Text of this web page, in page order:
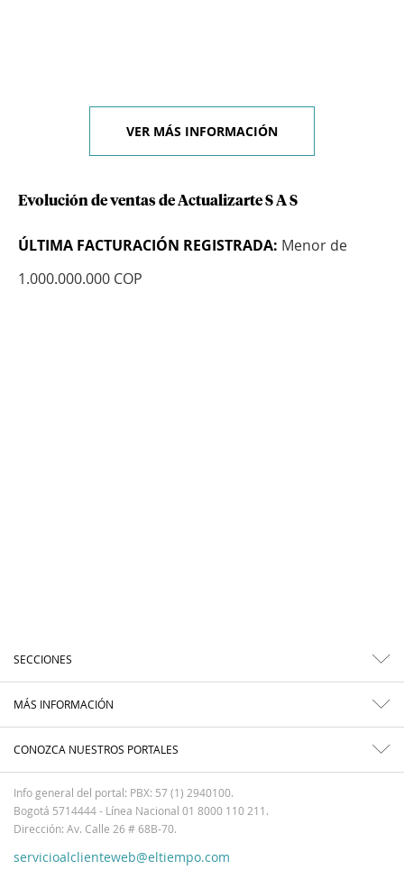
VER MÁS INFORMACIÓN
Evolución de ventas de Actualizarte S A S
ÚLTIMA FACTURACIÓN REGISTRADA: Menor de
1.000.000.000 COP
SECCIONES
MÁS INFORMACIÓN
CONOZCA NUESTROS PORTALES
Info general del portal: PBX: 57 (1) 2940100.
Bogotá 5714444 - Línea Nacional 01 8000 110 211.
Dirección: Av. Calle 26 # 68B-70.
servicioalclienteweb@eltiempo.com